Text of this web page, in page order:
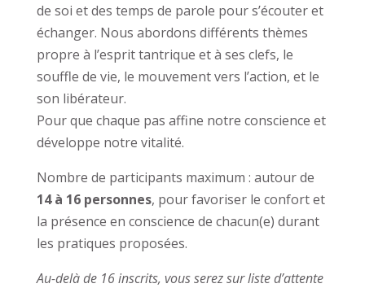
de soi et des temps de parole pour s’écouter et
échanger. Nous abordons différents thèmes
propre à l’esprit tantrique et à ses clefs, le
souffle de vie, le mouvement vers l’action, et le
son libérateur.
Pour que chaque pas affine notre conscience et
développe notre vitalité.
Nombre de participants maximum : autour de
14 à 16 personnes, pour favoriser le confort et
la présence en conscience de chacun(e) durant
les pratiques proposées.
Au-delà de 16 inscrits, vous serez sur liste d’attente